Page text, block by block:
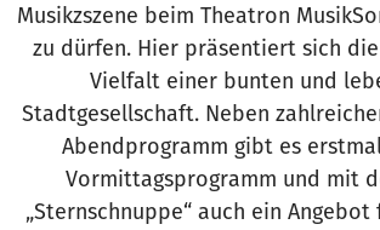
Musikzszene beim Theatron
zu dürfen. Hier präsentiert sich
Vielfalt einer bunten und
Stadtgesellschaft. Neben
Abendprogramm gibt es
Vormittagsprogramm und mit
„Sternschnuppe“ auch ein Angebot